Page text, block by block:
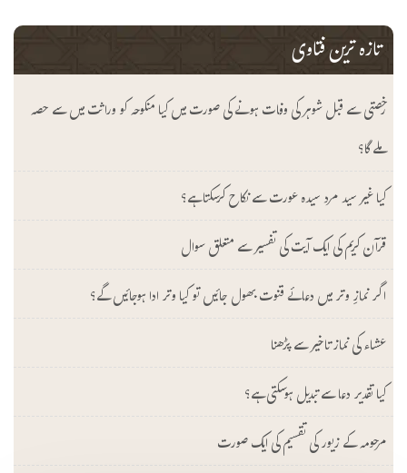
تازہ ترین فتاوی
رخصتی سے قبل شوہر کی وفات ہونے کی صورت میں کیا منکوحہ کو وراثت میں سے حصہ
ملے گا؟
کیا غیر سید مرد سیدہ عورت سے نکاح کرسکتا ہے؟
قرآن کریم کی ایک آیت کی تفسیر سے متعلق سوال
اگر نمازِ وتر میں دعائے قنوت بھول جائیں تو کیا وتر ادا ہوجائیں گے؟
عشاء کی نماز تاخیر سے پڑھنا
کیا تقدیر دعا سے تبدیل ہوسکتی ہے؟
مرحومہ کے زیور کی تقسیم کی ایک صورت